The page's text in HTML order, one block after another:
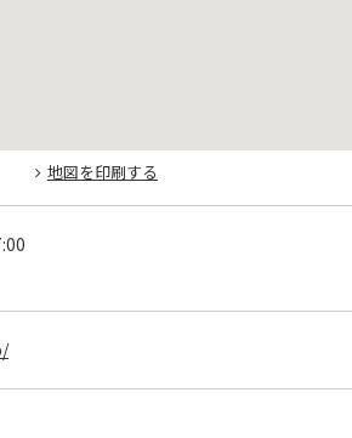
地図を印刷する